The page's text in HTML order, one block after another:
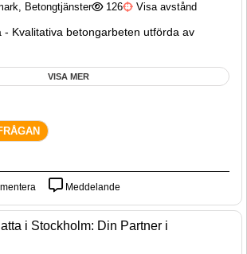
, Betongtjänster 126 Visa avstånd
- Kvalitativa betongarbeten utförda av
VISA MER
Meddelande